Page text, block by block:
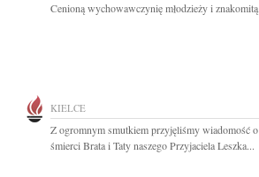
Cenioną wychowawczynię młodzieży i
KIELCE
Z ogromnym smutkiem przyjęliśmy wiadomość o
śmierci Brata i Taty naszego Przyjaciela Leszka...